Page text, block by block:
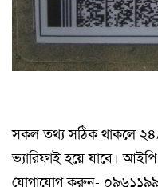
সকল তথ্য সঠিক থাকলে
ভ্যারিফাই হয়ে যাবে।
যোগাযোগ করুন-